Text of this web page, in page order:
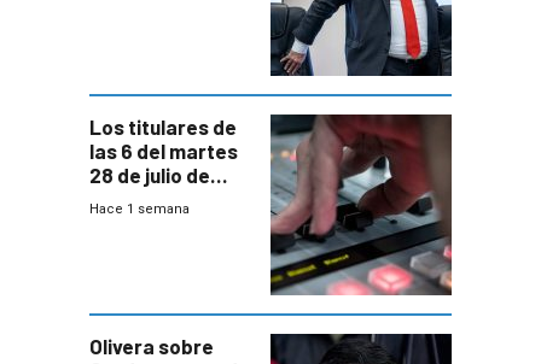
Los titulares de
las 6 del martes
28 de julio de
2026
Hace 1 semana
Olivera sobre